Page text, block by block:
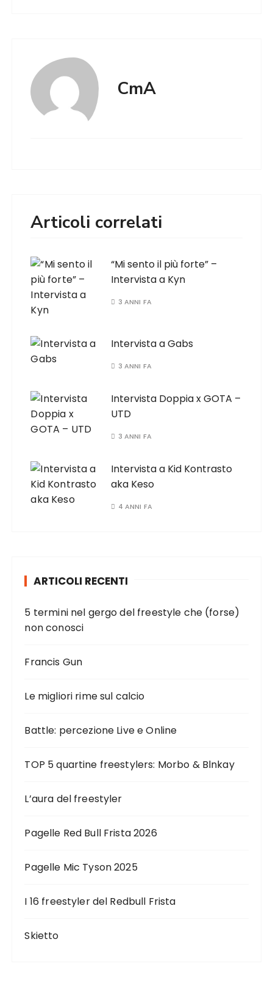
CmA
Articoli correlati
“Mi sento il più forte” –
Intervista a Kyn
3 ANNI FA
Intervista a Gabs
3 ANNI FA
Intervista Doppia x GOTA –
UTD
3 ANNI FA
Intervista a Kid Kontrasto
aka Keso
4 ANNI FA
ARTICOLI RECENTI
5 termini nel gergo del freestyle che (forse)
non conosci
Francis Gun
Le migliori rime sul calcio
Battle: percezione Live e Online
TOP 5 quartine freestylers: Morbo & Blnkay
L’aura del freestyler
Pagelle Red Bull Frista 2026
Pagelle Mic Tyson 2025
I 16 freestyler del Redbull Frista
Skietto